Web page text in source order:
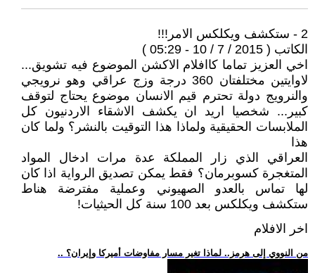
2 - ستكشف ويكلكس الامر!!!
الكاتب ( 2015 / 7 / 10 - 05:29 )
اخي العزيز تماما كاافلام الاكشن الموضوع فيه تشويق...
لاوايتين مختلفتان 360 درجة وزج عراقي وهو نرويجي
والنرويج دولة تحترم قيم الانسان موضوع يحتاج لتوقف
كبير... شخصيا اريد ان يكشف الاشقاء الاردنيون كل
الملابسات الحقيقية ولماذا هذا التوقيت بالنشر؟ ولما كان
هذا
العراقي الذي زار المملكة عدة مرات ادخال المواد
المتغجرة كسوبرمان؟ فقط يمكن تصديق الرواية اذا كان
لها تماس بالعدو الصهيوني وعملية مفترضة هناط
ستكشف ويكلكس بعد 100 سنة كل الحيثيات!
اخر الافلام
.. من النووي إلى هرمز.. لماذا تغير مسار مفاوضات أميركا وإيران؟